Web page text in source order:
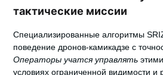
тактические миссии
Специализированные алгоритмы
поведение дронов-камикадзе с
Операторы учатся управлять
условиях ограниченной видимости